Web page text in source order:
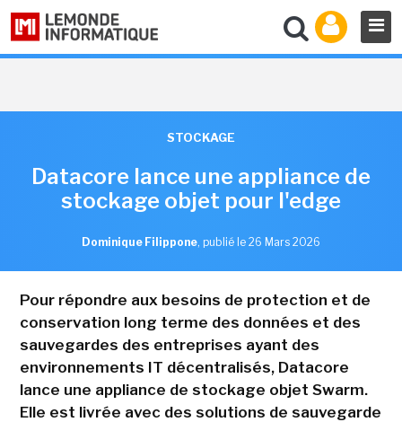
STOCKAGE
Datacore lance une appliance de
stockage objet pour l'edge
Dominique Filippone, publié le 26 Mars 2026
Pour répondre aux besoins de protection et de
conservation long terme des données et des
sauvegardes des entreprises ayant des
environnements IT décentralisés, Datacore
lance une appliance de stockage objet Swarm.
Elle est livrée avec des solutions de sauvegarde